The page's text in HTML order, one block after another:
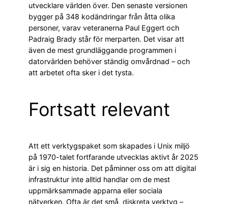
utvecklare världen över. Den senaste versionen
bygger på 348 kodändringar från åtta olika
personer, varav veteranerna Paul Eggert och
Padraig Brady står för merparten. Det visar att
även de mest grundläggande programmen i
datorvärlden behöver ständig omvårdnad – och
att arbetet ofta sker i det tysta.
Fortsatt relevant
Att ett verktygspaket som skapades i Unix miljö
på 1970-talet fortfarande utvecklas aktivt år 2025
är i sig en historia. Det påminner oss om att digital
infrastruktur inte alltid handlar om de mest
uppmärksammade apparna eller sociala
nätverken. Ofta är det små, diskreta verktyg –